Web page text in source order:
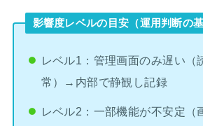
影響度レベルの目安（運用判断の基
レベル1：管理画面のみ遅い（
常）→内部で静観し記録
レベル2：一部機能が不安定（